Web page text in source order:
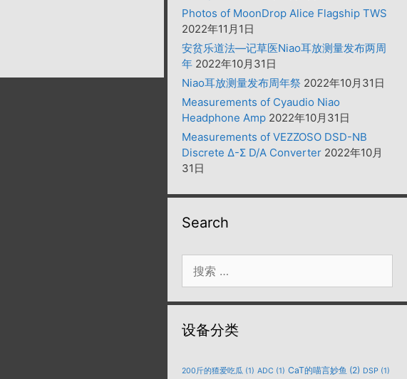
Photos of MoonDrop Alice Flagship TWS
2022年11月1日
安贫乐道法—记草医Niao耳放测量发布两周
年 2022年10月31日
Niao耳放测量发布周年祭 2022年10月31日
Measurements of Cyaudio Niao
Headphone Amp 2022年10月31日
Measurements of VEZZOSO DSD-NB
Discrete Δ-Σ D/A Converter 2022年10月
31日
Search
索：
设备分类
200斤的猹爱吃瓜 (1) ADC (1) CaT的喵言妙鱼 (2) DSP (1)